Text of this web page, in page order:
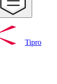
Tipro